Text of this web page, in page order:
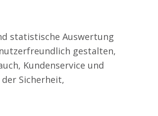
statistische Auswertung
gestalten,
Kundenservice und
Sicherheit,